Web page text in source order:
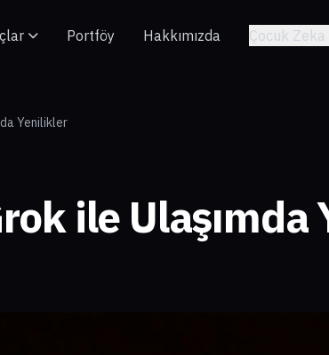
Portföy Hakkımızda Çocuk Zeka
Yenilikler
ile